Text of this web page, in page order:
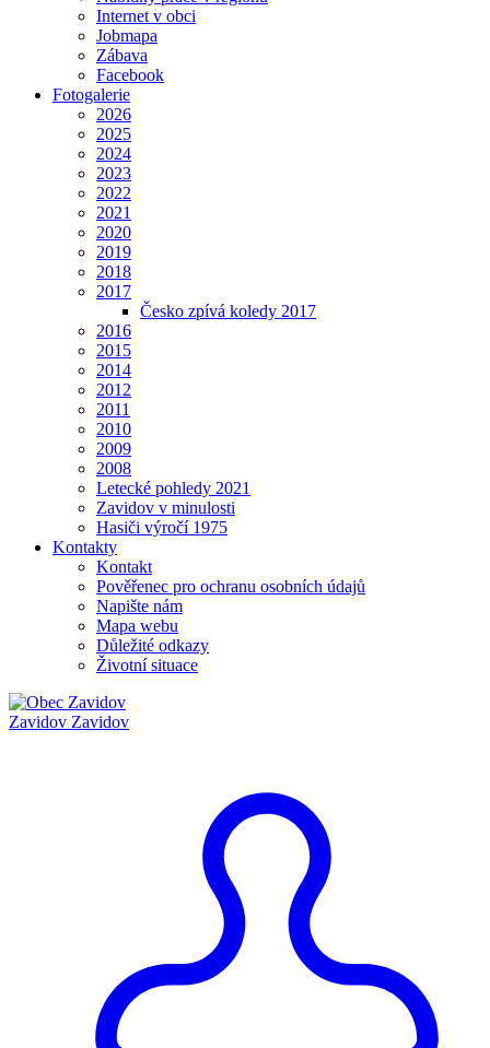
Internet v obci
Jobmapa
Zábava
Facebook
Fotogalerie
2026
2025
2024
2023
2022
2021
2020
2019
2018
2017
Česko zpívá koledy 2017
2016
2015
2014
2012
2011
2010
2009
2008
Letecké pohledy 2021
Zavidov v minulosti
Hasiči výročí 1975
Kontakty
Kontakt
Pověřenec pro ochranu osobních údajů
Napište nám
Mapa webu
Důležité odkazy
Životní situace
Zavidov Zavidov